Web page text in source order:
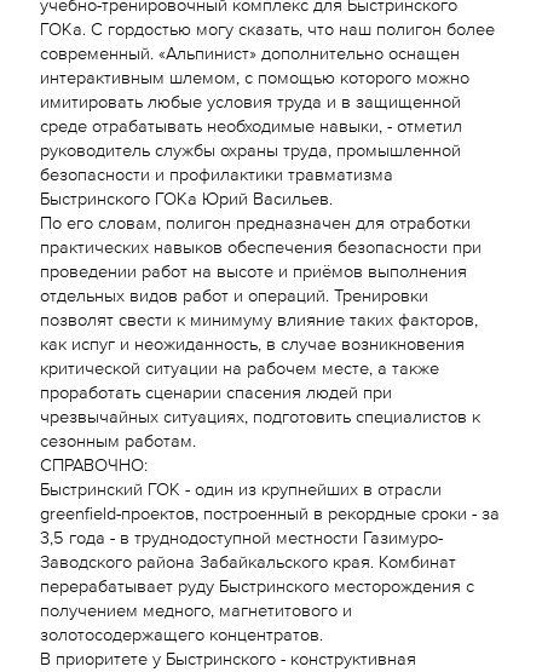
ГОКа. С гордостью могу сказать, что наш полигон более
современный. «Альпинист» дополнительно оснащен
интерактивным шлемом, с помощью которого можно
имитировать любые условия труда и в защищенной
среде отрабатывать необходимые навыки, - отметил
руководитель службы охраны труда, промышленной
безопасности и профилактики травматизма
Быстринского ГОКа Юрий Васильев.
По его словам, полигон предназначен для отработки
практических навыков обеспечения безопасности при
проведении работ на высоте и приёмов выполнения
отдельных видов работ и операций. Тренировки
позволят свести к минимуму влияние таких факторов,
как испуг и неожиданность, в случае возникновения
критической ситуации на рабочем месте, а также
проработать сценарии спасения людей при
чрезвычайных ситуациях, подготовить специалистов к
сезонным работам.
СПРАВОЧНО:
Быстринский ГОК - один из крупнейших в отрасли
greenfield-проектов, построенный в рекордные сроки - за
3,5 года - в труднодоступной местности Газимуро-
Заводского района Забайкальского края. Комбинат
перерабатывает руду Быстринского месторождения с
получением медного, магнетитового и
золотосодержащего концентратов.
В приоритете у Быстринского - конструктивная